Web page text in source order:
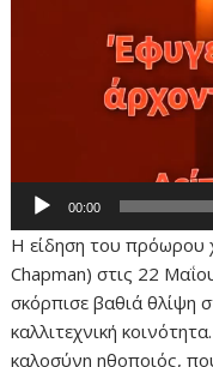
00:00
Η είδηση του πρόωρου
Chapman) στις 22
σκόρπισε βαθιά θλίψη
καλλιτεχνική
καλοσύνη ηθοποιός,